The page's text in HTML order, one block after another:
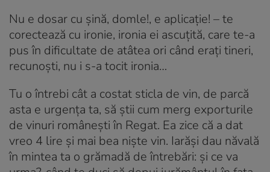
Nu e dosar cu șină, domle!, e aplicație! – te
corectează cu ironie, ironia ei ascuțită, care te-a
pus în dificultate de atâtea ori când erați tineri,
recunoști, nu i s-a tocit ironia…
Tu o întrebi cât a costat sticla de vin, de parcă
asta e urgența ta, să știi cum merg exporturile
de vinuri românești în Regat. Ea zice că a dat
vreo 4 lire și mai bea niște vin. Iarăși dau năvală
în mintea ta o grămadă de întrebări: și ce va